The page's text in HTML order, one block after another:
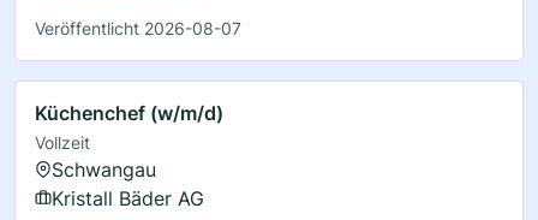
Veröffentlicht 2026-08-07
Küchenchef (w/m/d)
Vollzeit
Schwangau
Kristall Bäder AG